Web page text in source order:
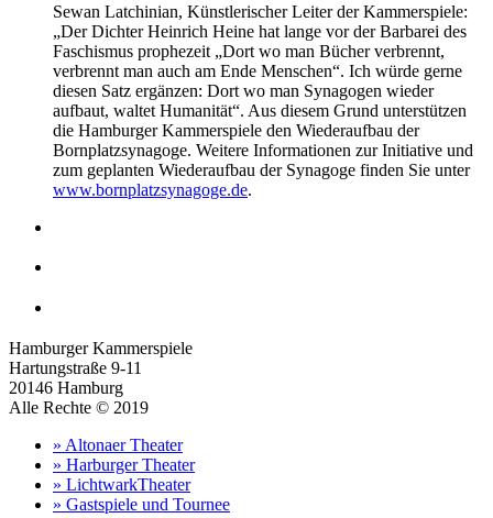
Sewan Latchinian, Künstlerischer Leiter der Kammerspiele:
„Der Dichter Heinrich Heine hat lange vor der Barbarei des
Faschismus prophezeit „Dort wo man Bücher verbrennt,
verbrennt man auch am Ende Menschen“. Ich würde gerne
diesen Satz ergänzen: Dort wo man Synagogen wieder
aufbaut, waltet Humanität“. Aus diesem Grund unterstützen
die Hamburger Kammerspiele den Wiederaufbau der
Bornplatzsynagoge. Weitere Informationen zur Initiative und
zum geplanten Wiederaufbau der Synagoge finden Sie unter
www.bornplatzsynagoge.de.
Hamburger Kammerspiele
Hartungstraße 9-11
20146 Hamburg
Alle Rechte © 2019
» Altonaer Theater
» Harburger Theater
» LichtwarkTheater
» Gastspiele und Tournee